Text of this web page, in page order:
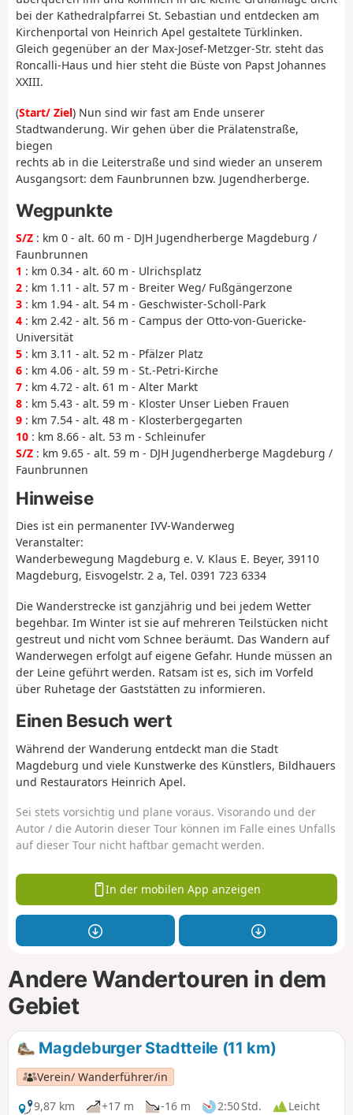
bei der Kathedralpfarrei St. Sebastian und entdecken am
Kirchenportal von Heinrich Apel gestaltete Türklinken.
Gleich gegenüber an der Max-Josef-Metzger-Str. steht das
Roncalli-Haus und hier steht die Büste von Papst Johannes
XXIII.
(Start/ Ziel) Nun sind wir fast am Ende unserer
Stadtwanderung. Wir gehen über die Prälatenstraße,
biegen
rechts ab in die Leiterstraße und sind wieder an unserem
Ausgangsort: dem Faunbrunnen bzw. Jugendherberge.
Wegpunkte
S/Z : km 0 - alt. 60 m - DJH Jugendherberge Magdeburg /
Faunbrunnen
1 : km 0.34 - alt. 60 m - Ulrichsplatz
2 : km 1.11 - alt. 57 m - Breiter Weg/ Fußgängerzone
3 : km 1.94 - alt. 54 m - Geschwister-Scholl-Park
4 : km 2.42 - alt. 56 m - Campus der Otto-von-Guericke-
Universität
5 : km 3.11 - alt. 52 m - Pfälzer Platz
6 : km 4.06 - alt. 59 m - St.-Petri-Kirche
7 : km 4.72 - alt. 61 m - Alter Markt
8 : km 5.43 - alt. 59 m - Kloster Unser Lieben Frauen
9 : km 7.54 - alt. 48 m - Klosterbergegarten
10 : km 8.66 - alt. 53 m - Schleinufer
S/Z : km 9.65 - alt. 59 m - DJH Jugendherberge Magdeburg /
Faunbrunnen
Hinweise
Dies ist ein permanenter IVV-Wanderweg
Veranstalter:
Wanderbewegung Magdeburg e. V. Klaus E. Beyer, 39110
Magdeburg, Eisvogelstr. 2 a, Tel. 0391 723 6334
Die Wanderstrecke ist ganzjährig und bei jedem Wetter
begehbar. Im Winter ist sie auf mehreren Teilstücken nicht
gestreut und nicht vom Schnee beräumt. Das Wandern auf
Wanderwegen erfolgt auf eigene Gefahr. Hunde müssen an
der Leine geführt werden. Ratsam ist es, sich im Vorfeld
über Ruhetage der Gaststätten zu informieren.
Einen Besuch wert
Während der Wanderung entdeckt man die Stadt
Magdeburg und viele Kunstwerke des Künstlers, Bildhauers
und Restaurators Heinrich Apel.
Sei stets vorsichtig und plane voraus. Visorando und der
Autor / die Autorin dieser Tour können im Falle eines Unfalls
auf dieser Tour nicht haftbar gemacht werden.
In der mobilen App anzeigen
Andere Wandertouren in dem
Gebiet
Magdeburger Stadtteile (11 km)
Verein/ Wanderführer/in
9,87 km
+17 m -16 m 2:50 Std.
Leicht